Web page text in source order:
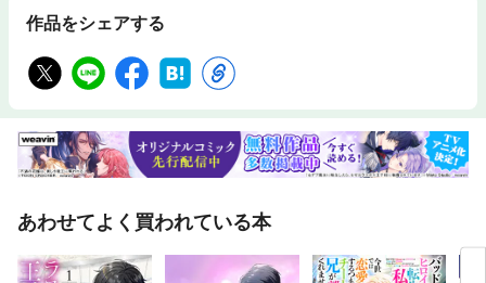
作品をシェアする
あわせてよく買われている本